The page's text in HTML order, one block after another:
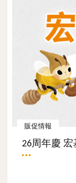
販促情報
26周年慶